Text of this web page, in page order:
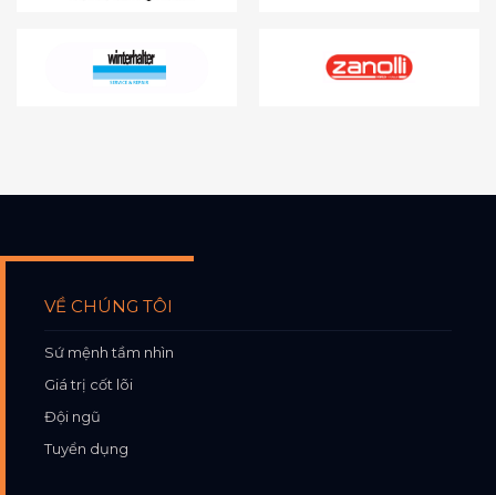
VỀ CHÚNG TÔI
Sứ mệnh tầm nhìn
Giá trị cốt lõi
Đội ngũ
Tuyển dụng